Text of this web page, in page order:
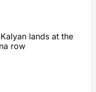
lands at the
row